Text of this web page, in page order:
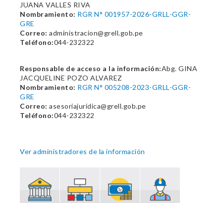
JUANA VALLES RIVA
Nombramiento: RGR N° 001957-2026-GRLL-GGR-
GRE
Correo: administracion@grell.gob.pe
Teléfono:044-232322
Responsable de acceso a la información:Abg. GINA
JACQUELINE POZO ALVAREZ
Nombramiento: RGR N° 005208-2023-GRLL-GGR-
GRE
Correo: asesoriajuridica@grell.gob.pe
Teléfono:044-232322
Ver administradores de la información